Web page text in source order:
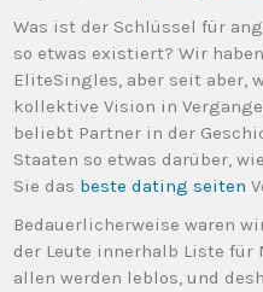
Was ist der Schlüssel für
so etwas existiert? Wir
EliteSingles, aber seit aber,
kollektive Vision in
beliebt Partner in der
Staaten so etwas darüber,
Sie das beste dating seiten
Bedauerlicherweise waren
der Leute innerhalb Liste für
allen werden leblos, und